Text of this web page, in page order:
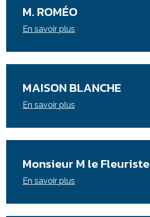
M. ROMÉO
En savoir plus
MAISON BLANCHE
En savoir plus
Monsieur M le Fleuriste
En savoir plus